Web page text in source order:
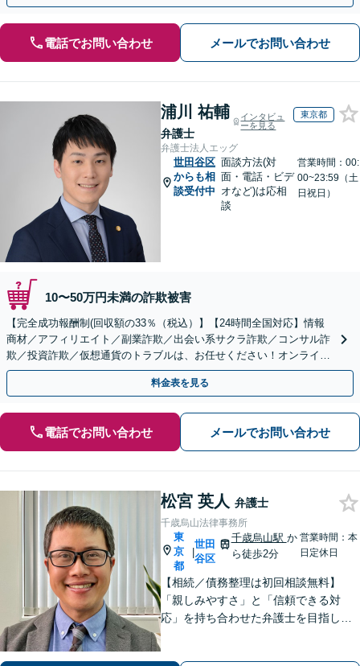
電話でお問い合わせ メールでお問い合わせ
浦川 祐輔
弁護士
インタビュ
ーを見る
東京都
弁護士法人エッグ
世田谷区
からも相
談受付中
面談方法(対
面・電話・ビデ
オなど)は応相
談
営業時間：00:
00~23:59（土
日祝日）
10〜50万円未満の詐欺被害
【完全成功報酬制(回収額の33％（税込）】【24時間全国対応】情報
商材／アフィリエイト／副業詐欺／出会い系サクラ詐欺／コンサル詐
欺／投資詐欺／仮想通貨のトラブルは、お任せください！オンライン
のみで解決も可能！
料金表を見る
電話でお問い合わせ メールでお問い合わせ
松宮 英人 弁護士
千歳烏山法律事務所
東
京
都
|
世田
谷区
千歳烏山駅 か
ら徒歩2分
営業時間：本
日定休日
【相続／債務整理は初回相談無料】
「親しみやすさ」と「信頼できる対
応」を持ち合わせた弁護士を目指して